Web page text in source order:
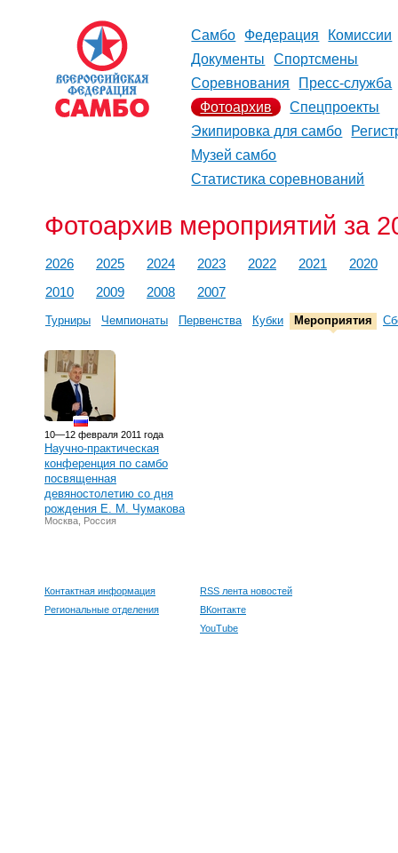
Самбо Федерация
Комиссии
Документы
Спортсмены
Соревнования
Пресс-служба
Фотоархив
Спецпроекты
Экипировка для самбо
Музей самбо
Статистика соревнований
Фотоархив мероприятий за
2026 2025 2024 2023 2022 2021
2020
2010
2009 2008 2007
Турниры Чемпионаты Первенства Кубки Мероприятия
10—12 февраля 2011 года
Научно-практическая
конференция по самбо
посвященная
девяностолетию со дня
рождения Е. М. Чумакова
Москва, Россия
Контактная информация
Региональные отделения
RSS лента новостей
ВКонтакте
YouTube